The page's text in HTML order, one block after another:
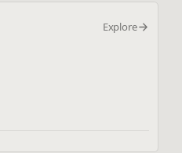
Explore